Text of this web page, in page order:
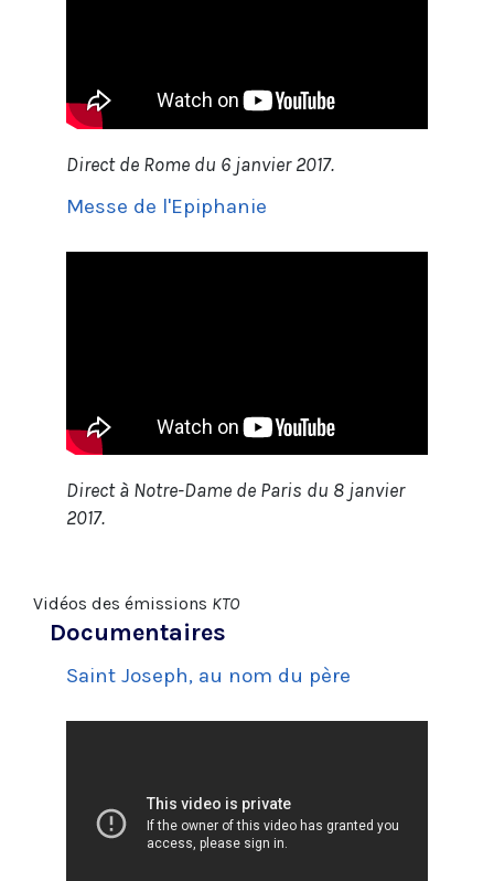
Direct de Rome du 6 janvier 2017.
Messe de l'Epiphanie
Direct à Notre-Dame de Paris du 8 janvier
2017.
Vidéos des émissions KTO
Documentaires
Saint Joseph, au nom du père